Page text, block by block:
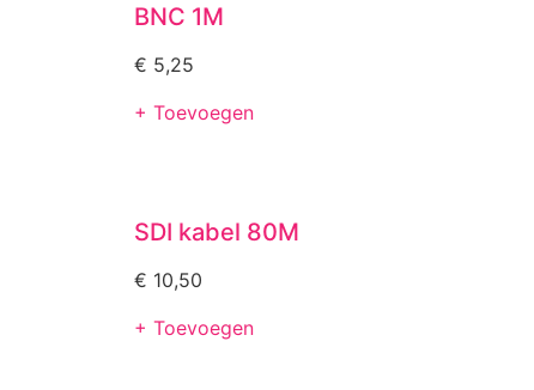
BNC 1M
€ 5,25
+ Toevoegen
SDI kabel 80M
€ 10,50
+ Toevoegen